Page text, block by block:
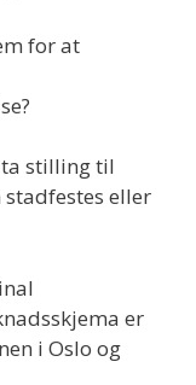
for at
ta stilling til
eller
er
i Oslo og